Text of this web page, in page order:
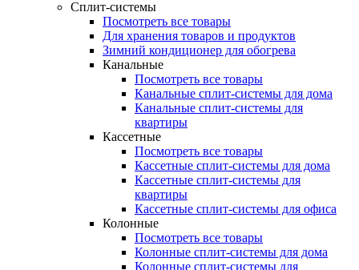
Сплит-системы
Посмотреть все товары
Для хранения товаров и продуктов
Зимний кондиционер для обогрева
Канальные
Посмотреть все товары
Канальные сплит-системы для дома
Канальные сплит-системы для
квартиры
Кассетные
Посмотреть все товары
Кассетные сплит-системы для дома
Кассетные сплит-системы для
квартиры
Кассетные сплит-системы для офиса
Колонные
Посмотреть все товары
Колонные сплит-системы для дома
Колонные сплит-системы для